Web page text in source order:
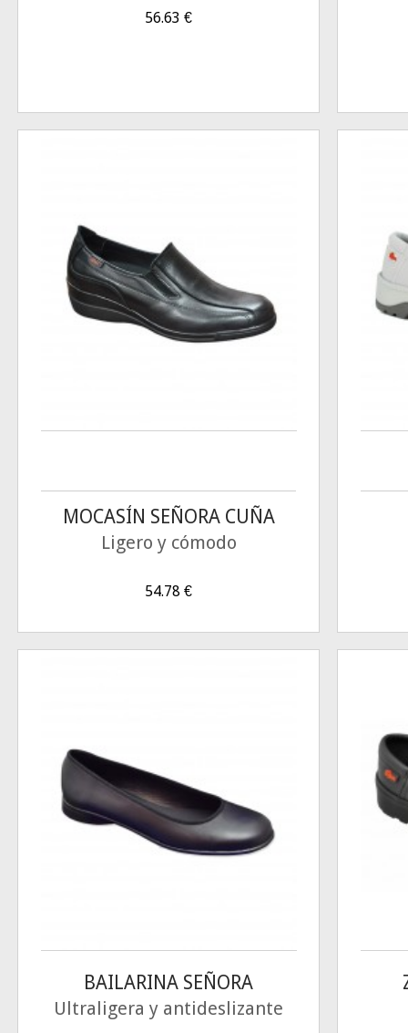
56.63 €
MOCASÍN SEÑORA CUÑA
Ligero y cómodo
54.78 €
BAILARINA SEÑORA
Ultraligera y antideslizante